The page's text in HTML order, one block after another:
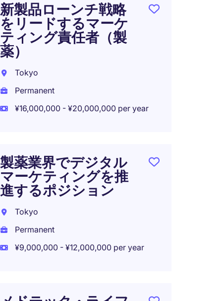
新製品ローンチ戦略
をリードするマーケ
ティング責任者（製
薬）
Tokyo
Permanent
¥16,000,000 - ¥20,000,000 per year
製薬業界でデジタル
マーケティングを推
進するポジション
Tokyo
Permanent
¥9,000,000 - ¥12,000,000 per year